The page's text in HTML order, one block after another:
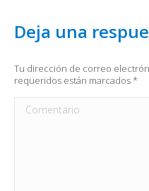
Deja una
Tu dirección de correo
requeridos están marcados*
Comentario